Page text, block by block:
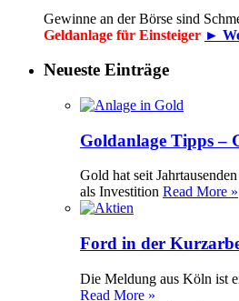
Gewinne an der Börse sind
Geldanlage für Einsteiger ►
Neueste Einträge
Goldanlage Tipps –
Gold hat seit
als Investition Read More »
Ford in der
Die Meldung aus Köln ist
Read More »